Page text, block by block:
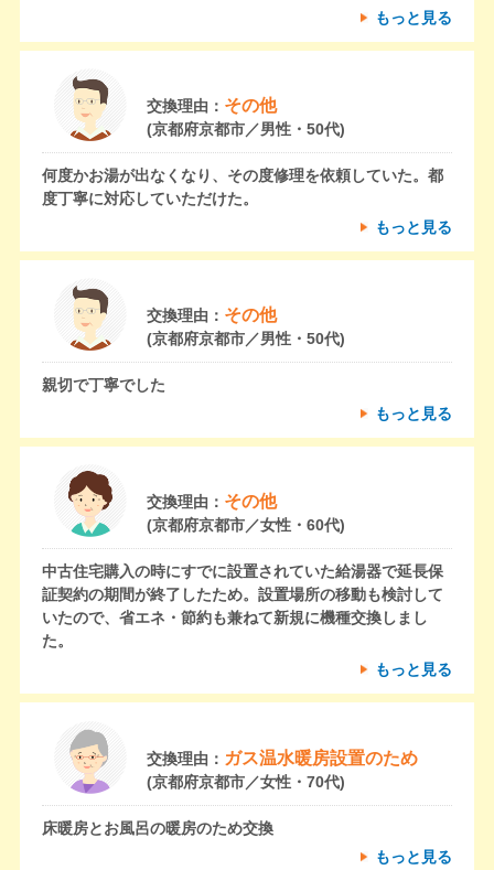
もっと見る
交換理由： その他
(京都府京都市／男性・50代)
何度かお湯が出なくなり、その度修理を依頼していた。都
度丁寧に対応していただけた。
もっと見る
交換理由： その他
(京都府京都市／男性・50代)
親切で丁寧でした
もっと見る
交換理由： その他
(京都府京都市／女性・60代)
中古住宅購入の時にすでに設置されていた給湯器で延長保
証契約の期間が終了したため。設置場所の移動も検討して
いたので、省エネ・節約も兼ねて新規に機種交換しまし
た。
もっと見る
交換理由： ガス温水暖房設置のため
(京都府京都市／女性・70代)
床暖房とお風呂の暖房のため交換
もっと見る